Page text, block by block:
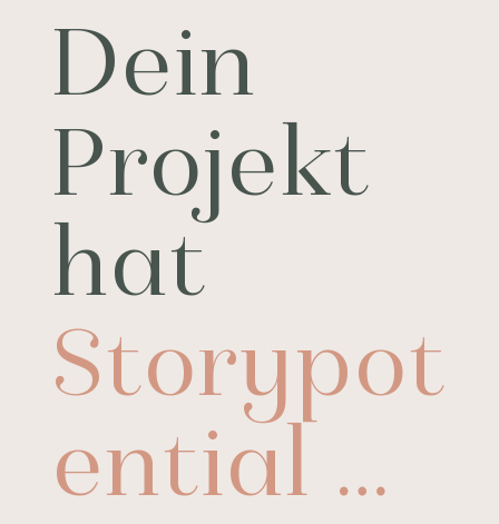
Dein
Projekt
hat
Storypot
ential …